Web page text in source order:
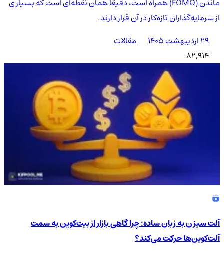
ماندن (FOMO) همراه است، دقیقاً همان نقطه‌ای است که بسیاری
از سرمایه‌گذاران تازه‌کار در آن قرار دارند.
۲۹ اردیبهشت ۱۴۰۵
مقالات
82,914
آلت سیزن به زبان ساده: چرا گاهی بازار از بیت‌کوین به سمت
آلت‌کوین‌ها حرکت می‌کند؟